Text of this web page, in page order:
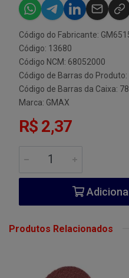
Código do Fabricante:
Código: 13680
Código NCM: 68052000
Código de Barras do
Código de Barras da Caixa:
Marca: GMAX
R$ 2,37
Produtos Relacionados